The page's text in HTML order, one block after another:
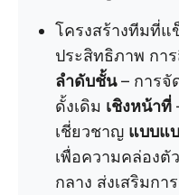
โครงสร้างทีมที่แ
ประสิทธิภาพ กา
ลำดับชั้น– การจั
ดั้งเดิม เชิงหน้าที่
เชี่ยวชาญ แบบแ
เพื่อความคล่องตัว
กลาง ส่งเสริมกา